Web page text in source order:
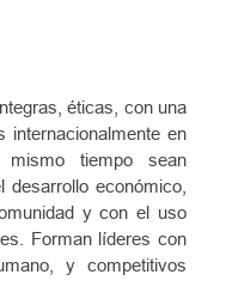
éticas, con una
internacionalmente en
tiempo sean
económico,
y con el uso
Forman líderes con
y competitivos